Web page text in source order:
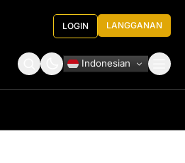
LOGIN LANGGANAN
Indonesian